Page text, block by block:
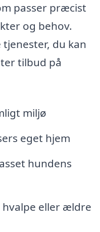
passer præcist
og behov.
du kan
tilbud på
miljø
eget hjem
hundens
hvalpe eller ældre